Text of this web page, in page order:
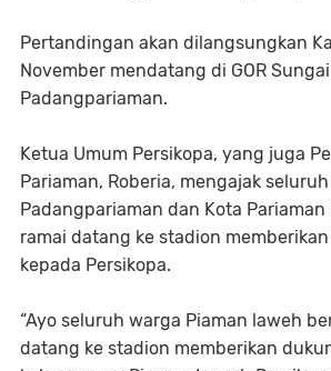
Pertandingan akan dilangsungkan
November mendatang di GOR
Padangpariaman.
Ketua Umum Persikopa, yang juga
Pariaman, Roberia, mengajak
Padangpariaman dan Kota
ramai datang ke stadion
kepada Persikopa.
“Ayo seluruh warga Piaman laweh
datang ke stadion memberikan